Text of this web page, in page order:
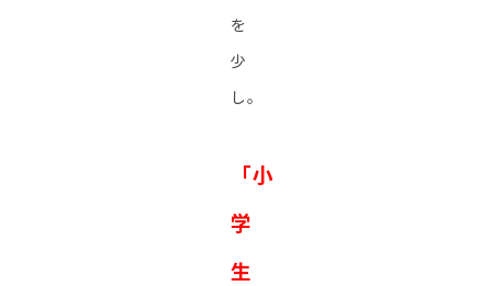
を
少
し。
「小
学
生